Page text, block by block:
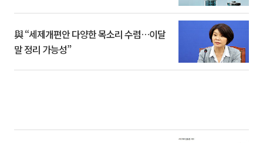
與 “세제개편안 다양한 목소리 수렴…이달
말 정리 가능성”